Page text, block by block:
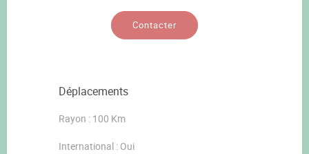
Contacter
Déplacements
Rayon : 100 Km
International : Oui